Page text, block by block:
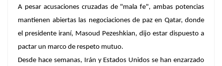
A pesar acusaciones cruzadas de "mala fe", ambas potencias
mantienen abiertas las negociaciones de paz en Qatar, donde
el presidente iraní, Masoud Pezeshkian, dijo estar dispuesto a
pactar un marco de respeto mutuo.
Desde hace semanas, Irán y Estados Unidos se han enzarzado